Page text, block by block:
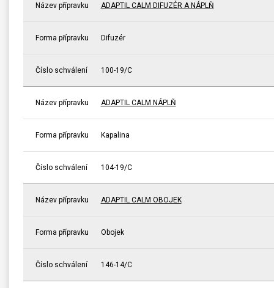
Název přípravku ADAPTIL CALM DIFUZÉR A NÁPLŇ
Forma přípravku Difuzér
Číslo schválení 100-19/C
Název přípravku ADAPTIL CALM NÁPLŇ
Forma přípravku Kapalina
Číslo schválení 104-19/C
Název přípravku ADAPTIL CALM OBOJEK
Forma přípravku Obojek
Číslo schválení 146-14/C